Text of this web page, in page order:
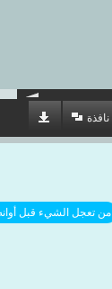
نافذة
من تعجل الشيء قبل